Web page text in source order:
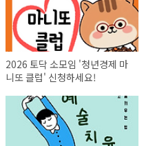
2026 토닥 소모임 '청년경제 마
니또 클럽' 신청하세요!